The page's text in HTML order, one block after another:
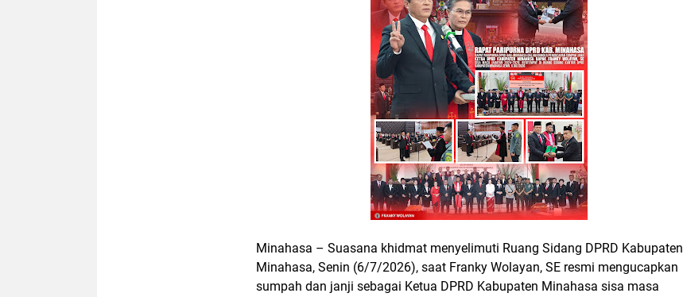
Minahasa – Suasana khidmat menyelimuti Ruang Sidang DPRD Kabupaten
Minahasa, Senin (6/7/2026), saat Franky Wolayan, SE resmi mengucapkan
sumpah dan janji sebagai Ketua DPRD Kabupaten Minahasa sisa masa